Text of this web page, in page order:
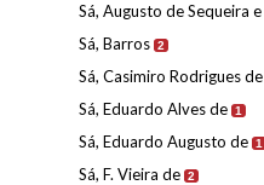
Sá, Augusto de Sequeira e
Sá, Barros 2
Sá, Casimiro Rodrigues de
Sá, Eduardo Alves de 1
Sá, Eduardo Augusto de 1
Sá, F. Vieira de 2